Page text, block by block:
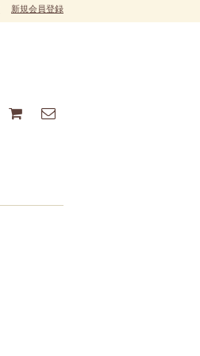
新規会員登録